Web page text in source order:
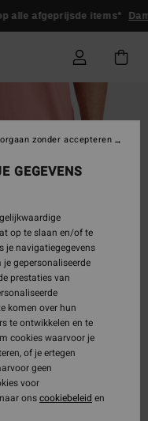
alle afgeprijsde items*
GEGEVENS
op te slaan en/of te
je navigatiegegevens
gepersonaliseerde
prestaties van
komen over hun
te ontwikkelen en te
cookies waarvoor je
of je ertegen
geen
voor
onscookiebeleid en
zonder accepteren